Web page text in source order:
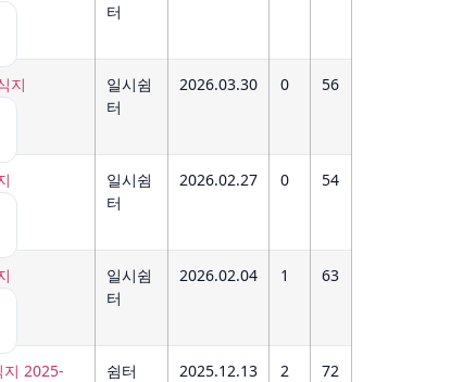
터
일시쉼
터
2026.03.30 0 56
일시쉼
터
2026.02.27 0 54
일시쉼
터
2026.02.04 1 63
쉼터 2025.12.13 2 72